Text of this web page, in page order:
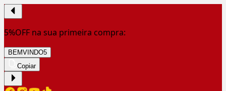
5%OFF na sua primeira compra:
BEMVINDO5
Copiar